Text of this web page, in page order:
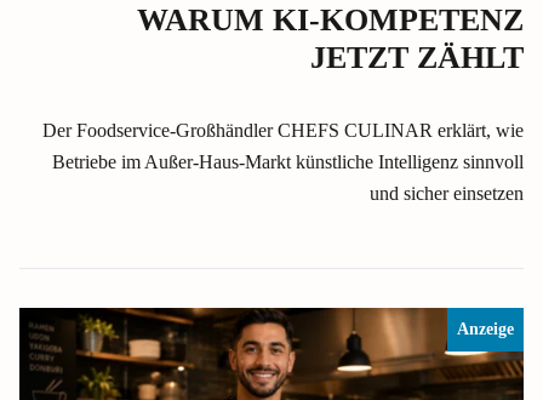
WARUM KI-KOMPETENZ
JETZT ZÄHLT
Der Foodservice-Großhändler CHEFS CULINAR erklärt, wie
Betriebe im Außer-Haus-Markt künstliche Intelligenz sinnvoll
und sicher einsetzen
Anzeige